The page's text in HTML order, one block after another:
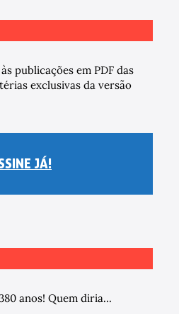
publicações em PDF das
exclusivas da versão
JÁ!
anos! Quem diria...